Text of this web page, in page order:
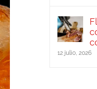
12 julio, 2026